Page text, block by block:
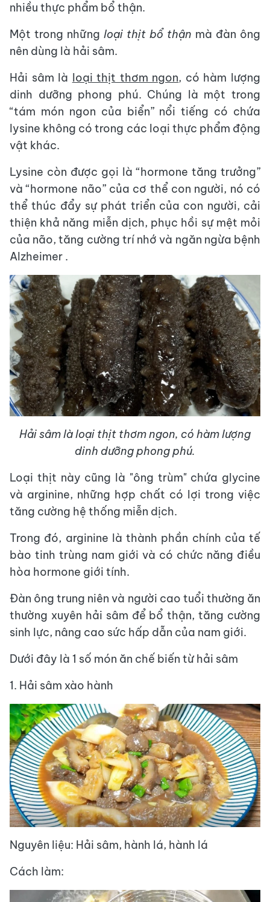
nhiều thực phẩm bổ thận.
Một trong những loại thịt bổ thận mà đàn ông
nên dùng là hải sâm.
Hải sâm là loại thịt thơm ngon, có hàm lượng
dinh dưỡng phong phú. Chúng là một trong
“tám món ngon của biển” nổi tiếng có chứa
lysine không có trong các loại thực phẩm động
vật khác.
Lysine còn được gọi là “hormone tăng trưởng”
và “hormone não” của cơ thể con người, nó có
thể thúc đẩy sự phát triển của con người, cải
thiện khả năng miễn dịch, phục hồi sự mệt mỏi
của não, tăng cường trí nhớ và ngăn ngừa bệnh
Alzheimer .
Hải sâm là loại thịt thơm ngon, có hàm lượng
dinh dưỡng phong phú.
Loại thịt này cũng là "ông trùm" chứa glycine
và arginine, những hợp chất có lợi trong việc
tăng cường hệ thống miễn dịch.
Trong đó, arginine là thành phần chính của tế
bào tinh trùng nam giới và có chức năng điều
hòa hormone giới tính.
Đàn ông trung niên và người cao tuổi thường ăn
thường xuyên hải sâm để bổ thận, tăng cường
sinh lực, nâng cao sức hấp dẫn của nam giới.
Dưới đây là 1 số món ăn chế biến từ hải sâm
1. Hải sâm xào hành
Nguyên liệu: Hải sâm, hành lá, hành lá
Cách làm: